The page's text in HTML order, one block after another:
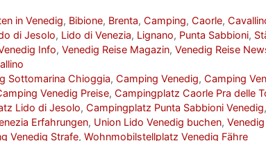
in Venedig, Bibione, Brenta, Camping, Caorle,
di Jesolo, Lido di Venezia, Lignano, Punta Sabbioni,
Info, Venedig Reise Magazin, Venedig Reise
Sottomarina Chioggia, Camping Venedig, Camping
Venedig Preise, Campingplatz Caorle Pra delle
Lido di Jesolo, Campingplatz Punta Sabbioni Venedig,
Erfahrungen, Union Lido Venedig buchen,
Venedig Strafe, Wohnmobilstellplatz Venedig Fähre